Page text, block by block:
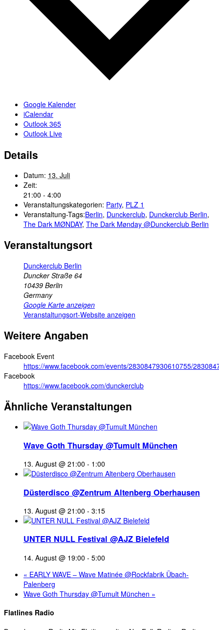
Google Kalender
iCalendar
Outlook 365
Outlook Live
Details
Datum: 13. Juli
Zeit:
21:00 - 4:00
Veranstaltungskategorien: Party, PLZ 1
Veranstaltung-Tags:Berlin, Dunckerclub, Dunckerclub Berlin,
The Dark MØNDAY, The Dark Mønday @Dunckerclub Berlin
Veranstaltungsort
Dunckerclub Berlin
Duncker Straße 64
10439 Berlin
Germany
Google Karte anzeigen
Veranstaltungsort-Website anzeigen
Weitere Angaben
Facebook Event
https://www.facebook.com/events/2830847930610755/
Facebook
https://www.facebook.com/dunckerclub
Ähnliche Veranstaltungen
Wave Goth Thursday @Tumult München
13. August @ 21:00 - 1:00
Düsterdisco @Zentrum Altenberg Oberhausen
13. August @ 21:00 - 3:15
UNTER NULL Festival @AJZ Bielefeld
14. August @ 19:00 - 5:00
« EARLY WAVE – Wave Matinée @Rockfabrik Übach-
Palenberg
Wave Goth Thursday @Tumult München »
Flatlines Radio